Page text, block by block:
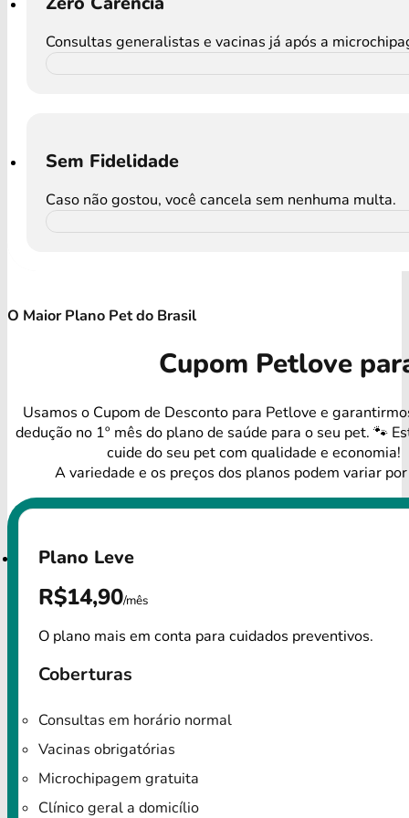
Consultas generalistas e vacinas já após a
Sem Fidelidade
Caso não gostou, você cancela sem nenhuma multa.
O Maior Plano Pet do Brasil
Cupom Petlove
Usamos o Cupom de Desconto para Petlove e
dedução no 1º mês do plano de saúde para o seu pet. 🐾
cuide do seu pet com qualidade e economia!
A variedade e os preços dos planos podem variar
Plano Leve
R$14,90/mês
O plano mais em conta para cuidados preventivos.
Coberturas
Consultas em horário normal
Vacinas obrigatórias
Microchipagem gratuita
Clínico geral a domicílio